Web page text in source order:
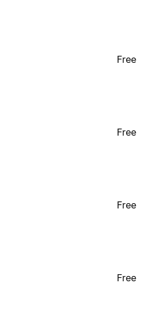
Free
Free
Free
Free